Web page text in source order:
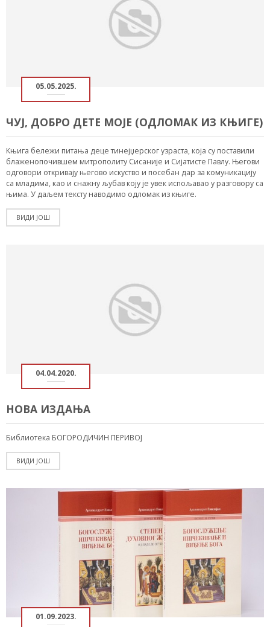
05.05.2025.
ЧУЈ, ДОБРО ДЕТЕ МОЈЕ (ОДЛОМАК ИЗ КЊИГЕ)
Књига бележи питања деце тинејџерског узраста, која су поставили
блаженопочившем митрополиту Сисаније и Сијатисте Павлу. Његови
одговори откривају његово искуство и посебан дар за комуникацију
са младима, као и снажну љубав коју је увек испољавао у разговору са
њима. У даљем тексту наводимо одломак из књиге.
ВИДИ ЈОШ
04.04.2020.
НОВА ИЗДАЊА
Библиотека БОГОРОДИЧИН ПЕРИВОЈ
ВИДИ ЈОШ
01.09.2023.